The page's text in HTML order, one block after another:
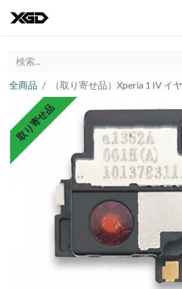
全商品 （取り寄せ品）Xperia 1 IV イ
取り寄せ品